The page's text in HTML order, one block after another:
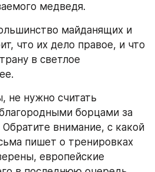
медведя.
майданящих и
что их дело правое, и что
в светлое
не нужно считать
борцами за
внимание, с какой
пишет о тренировках
европейские